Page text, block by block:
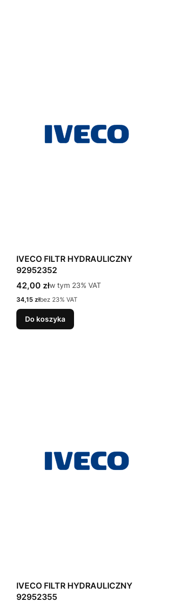
IVECO FILTR HYDRAULICZNY
92952352
Cena brutto
42,00 złw tym %s VAT
w tym 23% VAT
Cena netto
34,15 złbez 23% VAT
Do koszyka
IVECO FILTR HYDRAULICZNY
92952355